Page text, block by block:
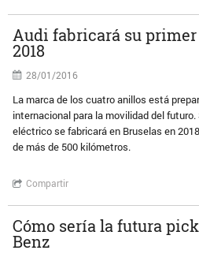
Audi fabricará su
2018
28/01/2016
La marca de los cuatro anillos está
internacional para la movilidad del
eléctrico se fabricará en Bruselas en
de más de 500 kilómetros.
Compartir
Cómo sería la futura
Benz